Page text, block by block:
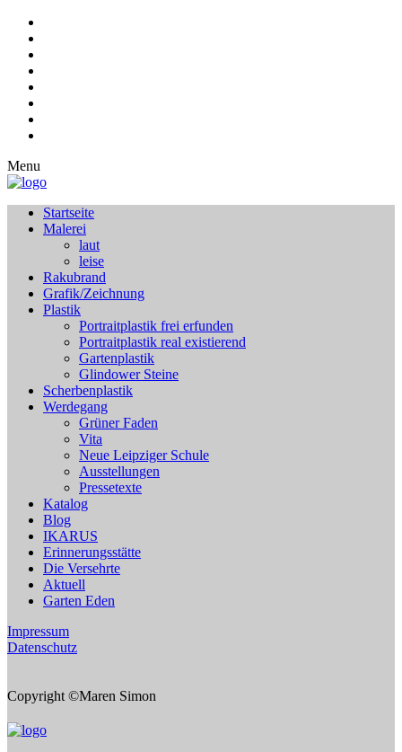
Menu
Startseite
Malerei
laut
leise
Rakubrand
Grafik/Zeichnung
Plastik
Portraitplastik frei erfunden
Portraitplastik real existierend
Gartenplastik
Glindower Steine
Scherbenplastik
Werdegang
Grüner Faden
Vita
Neue Leipziger Schule
Ausstellungen
Pressetexte
Katalog
Blog
IKARUS
Erinnerungsstätte
Die Versehrte
Aktuell
Garten Eden
Impressum
Datenschutz
Copyright ©Maren Simon